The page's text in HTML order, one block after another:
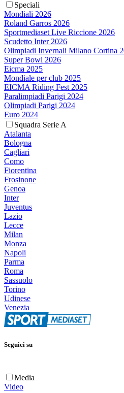
Speciali
Mondiali 2026
Roland Garros 2026
Sportmediaset Live Riccione 2026
Scudetto Inter 2026
Olimpiadi Invernali Milano Cortina
Super Bowl 2026
Eicma 2025
Mondiale per club 2025
EICMA Riding Fest 2025
Paralimpiadi Parigi 2024
Olimpiadi Parigi 2024
Euro 2024
Squadra Serie A
Atalanta
Bologna
Cagliari
Como
Fiorentina
Frosinone
Genoa
Inter
Juventus
Lazio
Lecce
Milan
Monza
Napoli
Parma
Roma
Sassuolo
Torino
Udinese
Venezia
Seguici su
Media
Video